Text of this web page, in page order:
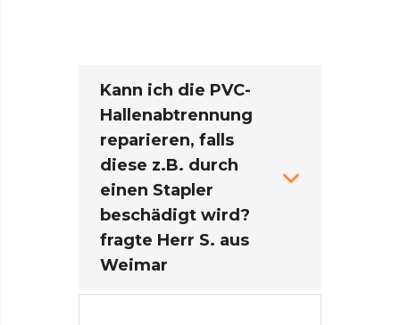
Kann ich die PVC-
Hallenabtrennung
reparieren, falls
diese z.B. durch
einen Stapler
beschädigt wird?
fragte Herr S. aus
Weimar